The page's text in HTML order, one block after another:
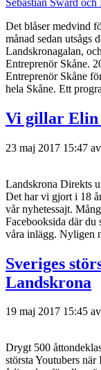
Det blåser medvind
månad sedan utsågs
Landskronagalan,
Entreprenör Skåne.
Entreprenör Skåne
hela Skåne. Ett
Vi gillar Elin
23 maj 2017 15:47 av
Landskrona Direkts
Det har vi gjort i 18
vår nyhetessajt.
Facebooksida där du
våra inlägg. Nyligen
Sveriges
Landskrona
19 maj 2017 15:45 av
Drygt 500
största Youtubers